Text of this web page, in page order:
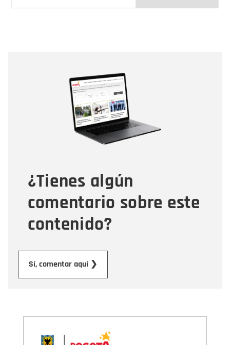
¿Tienes algún
comentario sobre este
contenido?
Sí, comentar aquí ❯
Correo electrónico
Tipo de comentario
Mensaje